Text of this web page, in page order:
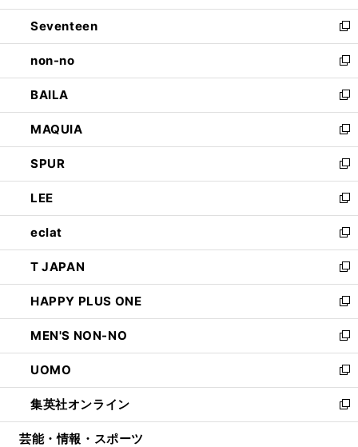
開
く
ウ
で
開
く
ン
ド
ウ
で
開
く
Seventeen
新
し
い
ウ
ィ
ン
ド
ウ
で
開
く
non-no
新
し
い
ウ
ィ
ン
ド
ウ
で
開
く
BAILA
新
し
い
ウ
ィ
ン
ド
ウ
で
開
く
MAQUIA
新
し
い
ウ
ィ
ン
ド
ウ
で
開
く
SPUR
新
し
い
ウ
ィ
ン
ド
ウ
で
開
く
LEE
新
し
い
ウ
ィ
ン
ド
ウ
で
開
く
eclat
新
し
い
ウ
ィ
ン
ド
ウ
で
開
く
T JAPAN
新
し
い
ウ
ィ
ン
ド
ウ
で
開
HAPPY PLUS ONE
新
し
い
ウ
ィ
ン
ド
ウ
MEN'S NON-NO
新
し
い
ウ
ィ
ン
UOMO
新
し
い
ウ
集英社オンライン
新
し
芸能・情報・スポーツ